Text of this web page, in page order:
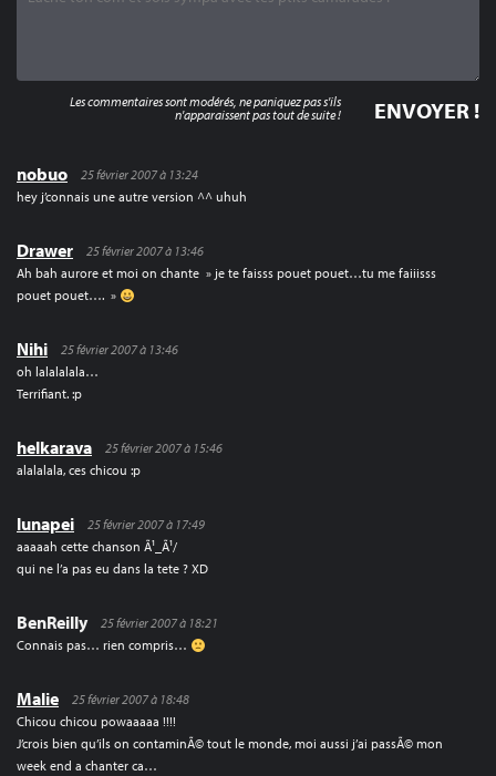
nobuo
25 février 2007 à 13:24
hey j’connais une autre version ^^ uhuh
Drawer
25 février 2007 à 13:46
Ah bah aurore et moi on chante » je te faisss pouet pouet…tu me faiiisss
pouet pouet…. »
Nihi
25 février 2007 à 13:46
oh lalalalala…
Terrifiant. :p
helkarava
25 février 2007 à 15:46
alalalala, ces chicou :p
lunapei
25 février 2007 à 17:49
aaaaah cette chanson Ã¹_Ã¹/
qui ne l’a pas eu dans la tete ? XD
BenReilly
25 février 2007 à 18:21
Connais pas… rien compris…
Malie
25 février 2007 à 18:48
Chicou chicou powaaaaa !!!!
J’crois bien qu’ils on contaminÃ© tout le monde, moi aussi j’ai passÃ© mon
week end a chanter ca…
Les commentaires sont modérés, ne paniquez pas s'ils
n'apparaissent pas tout de suite !